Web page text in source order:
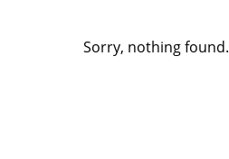
Sorry, nothing found.